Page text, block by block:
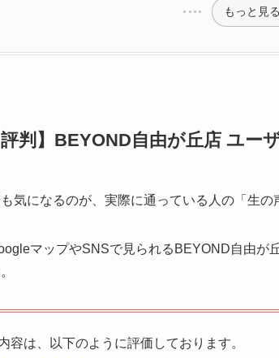
もっと見る
評判】BEYOND自由が丘店 ユー
気になるのが、実際に通っている人の「生の
マップやSNSで見られるBEYOND自由が
容は、以下のように評価しております。